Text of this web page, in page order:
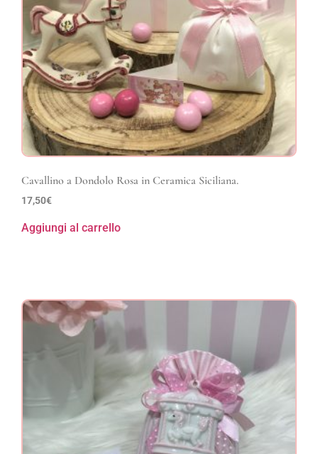
Cavallino a Dondolo Rosa in Ceramica Siciliana.
17,50€
Aggiungi al carrello